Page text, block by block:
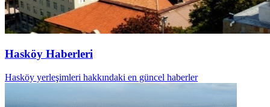
Hasköy Haberleri
Hasköy yerleşimleri hakkındaki en güncel haberler